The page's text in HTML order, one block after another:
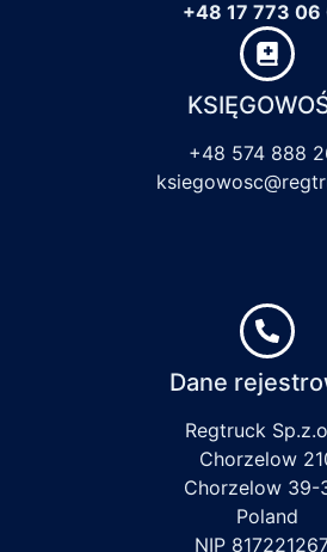
+48 17 773 06
+48 574 888
Dane
Regtruck
Chorzelow
Chorzelow 39-
Poland
NIP